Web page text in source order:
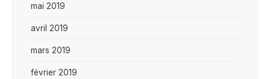
mai 2019
avril 2019
mars 2019
février 2019